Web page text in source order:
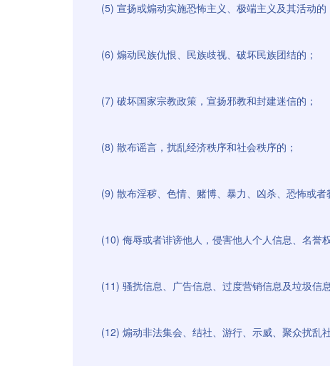
(5) 宣扬或煽动实施恐怖主义、极端主义及其活动的
(6) 煽动民族仇恨、民族歧视、破坏民族团结的；
(7) 破坏国家宗教政策，宣扬邪教和封建迷信的；
(8) 散布谣言，扰乱经济秩序和社会秩序的；
(9) 散布淫秽、色情、赌博、暴力、凶杀、恐怖或者
(10) 侮辱或者诽谤他人，侵害他人个人信息、名誉
(11) 骚扰信息、广告信息、过度营销信息及垃圾信
(12) 煽动非法集会、结社、游行、示威、聚众扰乱